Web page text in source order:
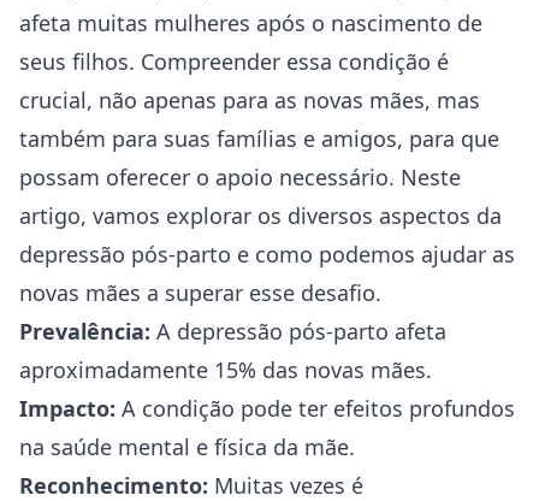
afeta muitas mulheres após o nascimento de
seus filhos. Compreender essa condição é
crucial, não apenas para as novas mães, mas
também para suas famílias e amigos, para que
possam oferecer o apoio necessário. Neste
artigo, vamos explorar os diversos aspectos da
depressão pós-parto e como podemos ajudar as
novas mães a superar esse desafio.
Prevalência: A depressão pós-parto afeta
aproximadamente 15% das novas mães.
Impacto: A condição pode ter efeitos profundos
na saúde mental e física da mãe.
Reconhecimento: Muitas vezes é